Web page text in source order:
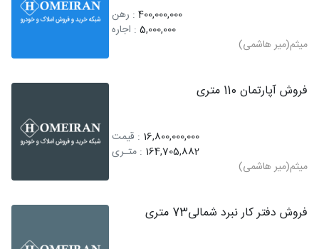
400,000,000 : رهن
5,000,000 : اجاره
میثم(میر هاشمی)
فروش آپارتمان 110 متری
16,800,000,000 : قیمت
164,705,882 : متـری
میثم(میر هاشمی)
فروش دفتر کار نبرد شمالی73 متری